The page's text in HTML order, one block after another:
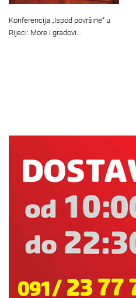
Konferencija „Ispod površine“ u
Rijeci: More i gradovi…